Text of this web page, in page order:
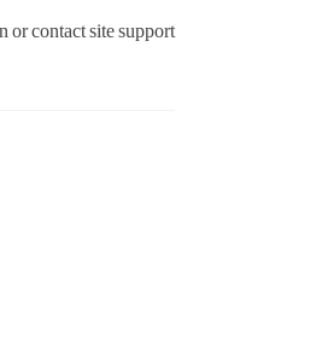
contact site support.